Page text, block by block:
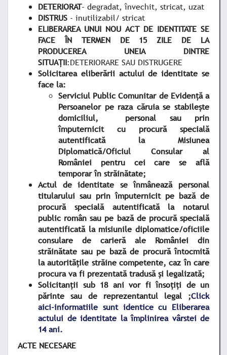
DETERIORAT- degradat, învechit, stricat, uzat
DISTRUS - inutilizabil/ stricat
ELIBERAREA UNUI NOU ACT DE IDENTITATE SE
FACE ÎN TERMEN DE 15 ZILE DE LA
PRODUCEREA UNEIA DINTRE
SITUAȚII:DETERIORARE SAU DISTRUGERE
Solicitarea eliberării actului de identitate se
face la:
Serviciul Public Comunitar de Evidență a
Persoanelor pe raza căruia se stabilește
domiciliul, personal sau prin
împuternicit cu procură specială
autentificată la Misiunea
Diplomatică/Oficiul Consular al
României pentru cei care se află
temporar în străinătate;
Actul de identitate se înmânează personal
titularului sau prin împuternicit pe bază de
procură specială autentificată la notarul
public român sau pe bază de procură specială
autentificată la misiunile diplomatice/oficiile
consulare de carieră ale României din
străinătate sau pe bază de procură întocmită
la autoritățile străine competente, caz în care
procura va fi prezentată tradusă și legalizată;
Solicitanții sub 18 ani vor fi însoțiți de un
părinte sau de reprezentantul legal ;Click
aici-informatiile sunt identice cu Eliberarea
actului de identitate la împlinirea vârstei de
14 ani.
ACTE NECESARE